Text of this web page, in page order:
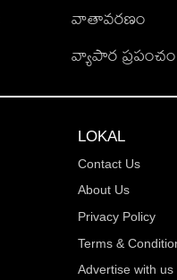
వాతావరణం
వ్యాపార ప్రపంచం
LOKAL
Contact Us
About Us
Privacy Policy
Terms &
Advertise with us